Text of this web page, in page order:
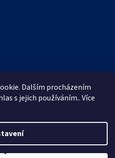
Dalším procházením
s jejich používáním.. Více
Shoptet